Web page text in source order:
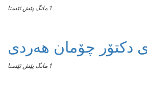
1 مانگ پێش ئێستا
دکتۆر چۆمان هەردی
1 مانگ پێش ئێستا